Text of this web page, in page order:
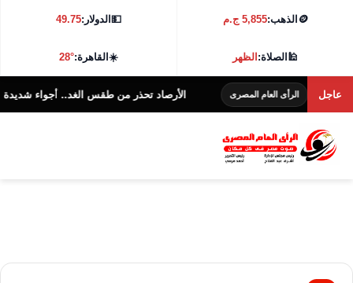
🪙 الذهب:5,855 ج.م 💵الدولار:49.75
🕌الصلاة:الظهر ☀️القاهرة:28°
عاجل
الرأى العام المصرى الأرصاد تحذر من طقس الغد.. أجواء شديدة الحرارة و38 درجة بالقاهرة